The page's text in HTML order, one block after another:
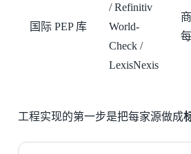
国际 PEP 库
/ Refinitiv
World-
Check /
LexisNexis
工程实现的第一步是把每家源做成